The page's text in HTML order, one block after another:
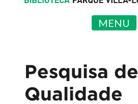
MENU
Pesquisa de
Qualidade